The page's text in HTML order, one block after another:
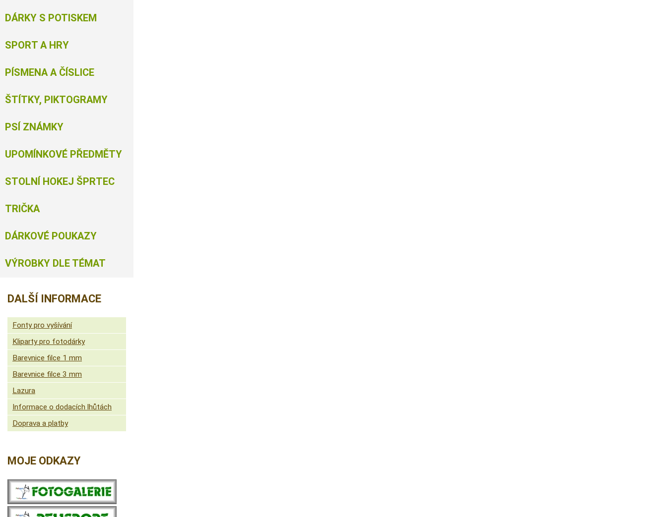
DÁRKY S POTISKEM
SPORT A HRY
PÍSMENA A ČÍSLICE
ŠTÍTKY, PIKTOGRAMY
PSÍ ZNÁMKY
UPOMÍNKOVÉ PŘEDMĚTY
STOLNÍ HOKEJ ŠPRTEC
TRIČKA
DÁRKOVÉ POUKAZY
VÝROBKY DLE TÉMAT
DALŠÍ INFORMACE
Fonty pro vyšívání
Kliparty pro fotodárky
Barevnice filce 1 mm
Barevnice filce 3 mm
Lazura
Informace o dodacích lhůtách
Doprava a platby
MOJE ODKAZY